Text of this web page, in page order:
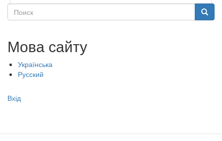
Поиск
Поиск
Мова сайту
Українська
Русский
Меню
записи
Вхід